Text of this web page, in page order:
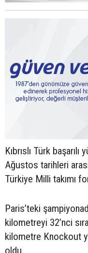
Kıbrıslı Türk
Ağustos tarihleri
Türkiye Milli takımı
Paris’teki
kilometreyi 32’nci
kilometre Knockout